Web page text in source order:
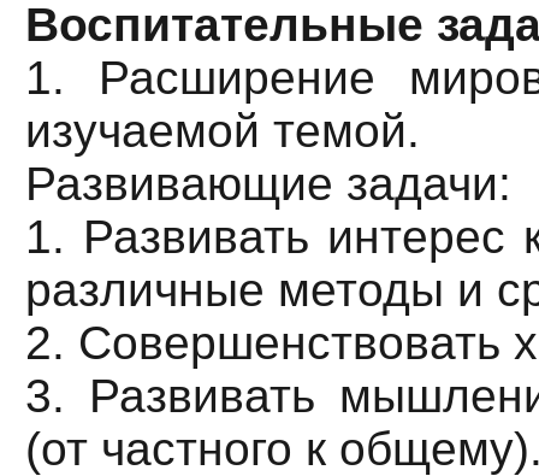
Воспитательные
1. Расширение
изучаемой темой.
Развивающие задачи:
1. Развивать интерес
различные методы и
2. Совершенствовать
3. Развивать
(от частного к